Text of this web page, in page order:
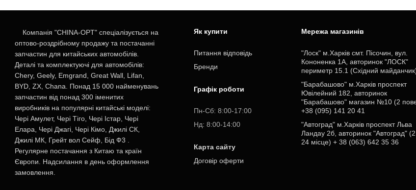
Компанія "CHINA-OPT" спеціалізується на
оптово-роздрібному продажу та постачанні
запчастин для китайських автомобілів.
Деталі та комплектуючі для автомобілів:
Chery, Geely, Emgrand, Great Wall, Lifan,
BYD, ZX, Chana. Понад 15 000 найменувань
запчастин від понад 300 іменитих
виробників на популярні китайські моделі:
Чері Амулет, Чері Тіго, Чері Істар, Чері
Елара, Чері Джагі, Чері Кімо, Джилі СК,
Джилі МК, Грейт вол Сейф, Бід Ф3 .
Регулярне постачання з Китаю та країн
Європи. Надсилання в день оформлення
замовлення.
Як купити
Питання відповідь
Бренди
Графік роботи
Пн-Cб: 8:00-17:00
Нд: 8:00-14:00
Карта сайту
Договір оферти
Мережа магазинів
"Лоск" м.Харків смт. Пісочин, вул.
Кононенка 1А, авторинок "ЛОСК"
периметр 15.1 (Східний
"Барабашово" м.Харків проспект
Ювілейний 182, авторинок
"Барабашово" магазин №10 (2
+38 (095) 141 20 41
"Автоград" м.Харків проспект Льва
Ландау 2б, авторинок "Автоград"
24 місце) + 38 (063) 642 35 36